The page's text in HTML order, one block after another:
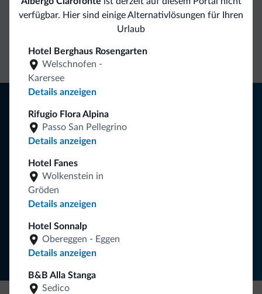
verfügbar. Hier sind einige Alternativlösungen für Ihren
Urlaub
Hotel Berghaus Rosengarten
Welschnofen -
Karersee
Details anzeigen
Rifugio Flora Alpina
Passo San Pellegrino
Details anzeigen
Hotel Fanes
Wolkenstein in
Gröden
Details anzeigen
Hotel Sonnalp
Obereggen - Eggen
Details anzeigen
B&B Alla Stanga
Sedico
Direkter
Vorteilhafte
Folgen Sie Dolomiti.it auf
Tipps aus den Dolomiten
Sie erhalten Informationen, exklusive Angebote und
Neuigkeiten für Ihren Urlaub in den Dolomiten.